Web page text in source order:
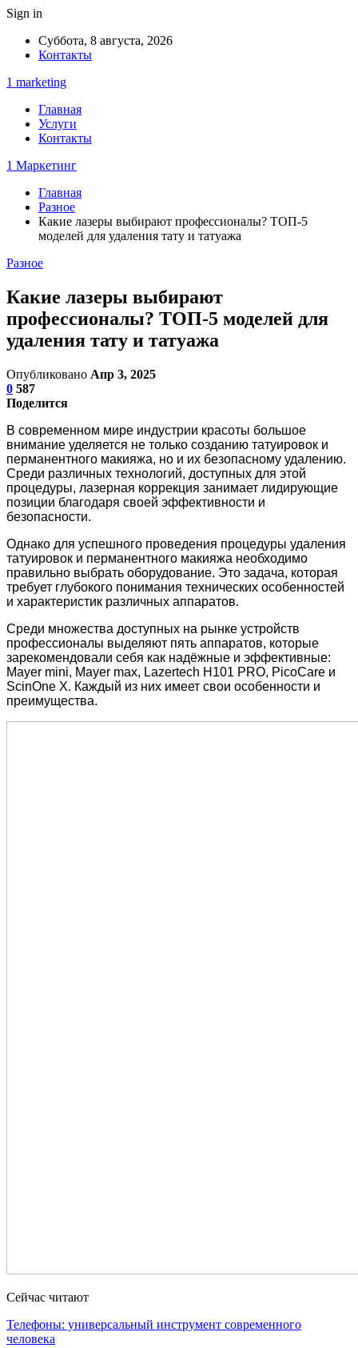
Sign in
Суббота, 8 августа, 2026
Контакты
1 marketing
Главная
Услуги
Контакты
1 Маркетинг
Главная
Разное
Какие лазеры выбирают профессионалы? ТОП-5
моделей для удаления тату и татуажа
Разное
Какие лазеры выбирают
профессионалы? ТОП-5 моделей для
удаления тату и татуажа
Опубликовано Апр 3, 2025
0 587
Поделится
В современном мире индустрии красоты большое
внимание уделяется не только созданию татуировок и
перманентного макияжа, но и их безопасному удалению.
Среди различных технологий, доступных для этой
процедуры, лазерная коррекция занимает лидирующие
позиции благодаря своей эффективности и
безопасности.
Однако для успешного проведения процедуры удаления
татуировок и перманентного макияжа необходимо
правильно выбрать оборудование. Это задача, которая
требует глубокого понимания технических особенностей
и характеристик различных аппаратов.
Среди множества доступных на рынке устройств
профессионалы выделяют пять аппаратов, которые
зарекомендовали себя как надёжные и эффективные:
Mayer mini, Mayer max, Lazertech H101 PRO, PicoCare и
ScinOne X. Каждый из них имеет свои особенности и
преимущества.
Сейчас читают
Телефоны: универсальный инструмент современного
человека